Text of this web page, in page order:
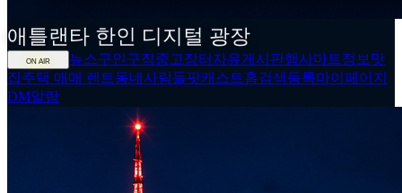
애틀랜타 한인 디지털 광장
ON AIR 뉴스구인구직중고장터 자유게시판행사마트정보 맛
집주택 매매 렌트동네사람들팟캐스트홈검색등록마이페이지
DM알람